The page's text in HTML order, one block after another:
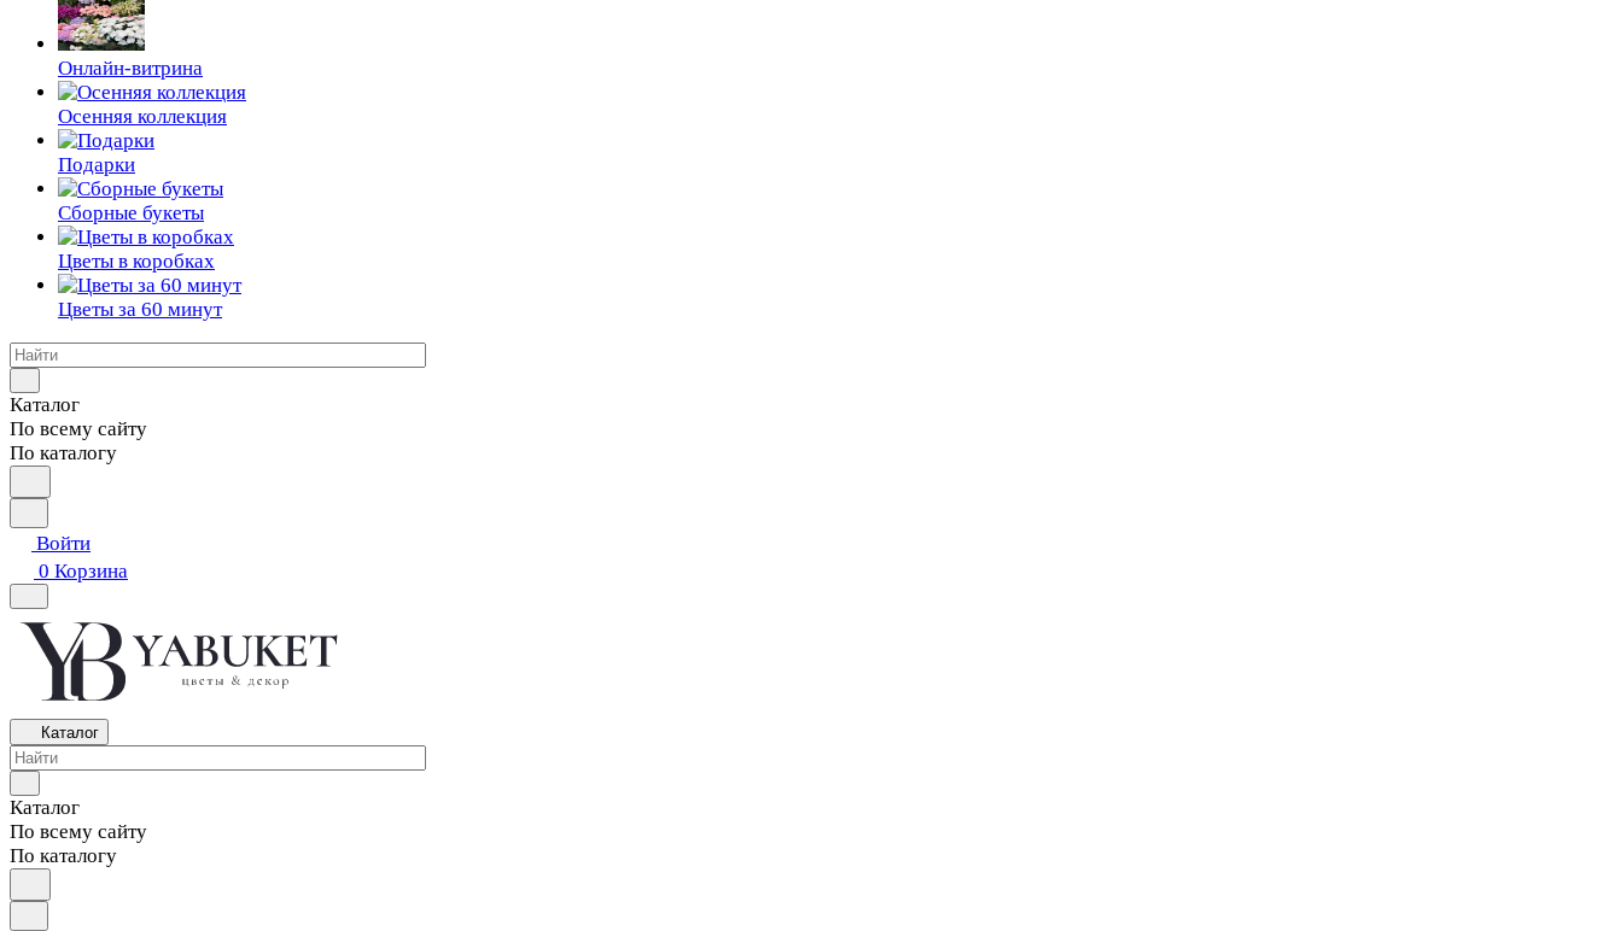
Онлайн-витрина
Осенняя коллекция
Подарки
Сборные букеты
Цветы в коробках
Цветы за 60 минут
Каталог
По всему сайту
По каталогу
Войти
0 Корзина
Каталог
Каталог
По всему сайту
По каталогу